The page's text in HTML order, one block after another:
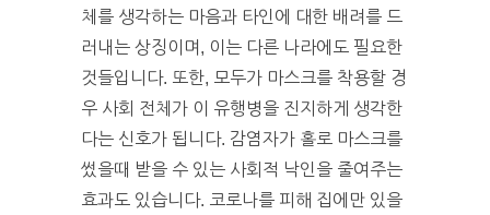
체를 생각하는 마음과 타인에 대한 배려를 드
러내는 상징이며, 이는 다른 나라에도 필요한
것들입니다. 또한, 모두가 마스크를 착용할 경
우 사회 전체가 이 유행병을 진지하게 생각한
다는 신호가 됩니다. 감염자가 홀로 마스크를
썼을때 받을 수 있는 사회적 낙인을 줄여주는
효과도 있습니다. 코로나를 피해 집에만 있을